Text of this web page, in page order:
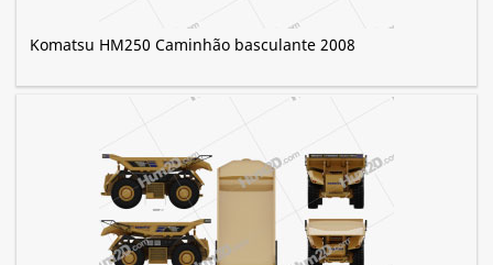
Komatsu HM250 Caminhão basculante 2008